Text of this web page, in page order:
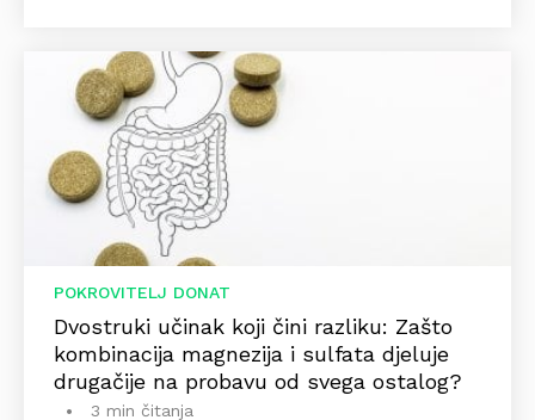
POKROVITELJ DONAT
Dvostruki učinak koji čini razliku: Zašto
kombinacija magnezija i sulfata djeluje
drugačije na probavu od svega ostalog?
3 min čitanja